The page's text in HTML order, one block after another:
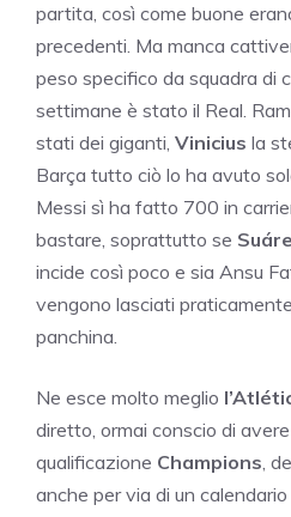
partita, così come buone
precedenti. Ma manca
peso specifico da squadra di
settimane è stato il Real.
stati dei giganti, Vinicius la
Barça tutto ciò lo ha avuto
Messi sì ha fatto 700 in
bastare, soprattutto se
incide così poco e sia Ansu
vengono lasciati
panchina.
Ne esce molto meglio
diretto, ormai conscio di
qualificazione Champions,
anche per via di un